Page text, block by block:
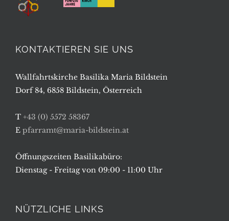
KONTAKTIEREN SIE UNS
Wallfahrtskirche Basilika Maria Bildstein
Dorf 84, 6858 Bildstein, Österreich
T +43 (0) 5572 58367
E pfarramt@maria-bildstein.at
Öffnungszeiten Basilikabüro:
Dienstag - Freitag von 09:00 - 11:00 Uhr
NÜTZLICHE LINKS